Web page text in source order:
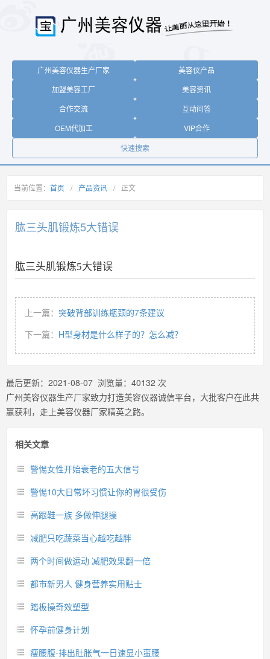
广州美容仪器生产厂家
美容仪产品
加盟美容工厂
美容资讯
合作交流
互动问答
OEM代加工
VIP合作
快速搜索
当前位置： 首页 / 产品资讯 / 正文
肱三头肌锻炼5大错误
肱三头肌锻炼5大错误
上一篇： 突破背部训练瓶颈的7条建议
下一篇： H型身材是什么样子的？怎么减？
最后更新： 2021-08-07 浏览量： 40132 次
广州美容仪器生产厂家致力打造美容仪器诚信平台，大批客户在此共
赢获利，走上美容仪器厂家精英之路。
相关文章
警惕女性开始衰老的五大信号
警惕10大日常坏习惯让你的胃很受伤
高跟鞋一族 多做伸腿操
减肥只吃蔬菜当心越吃越胖
两个时间做运动 减肥效果翻一倍
都市新男人 健身营养实用贴士
踏板操奇效塑型
怀孕前健身计划
瘦腰腹-排出肚胀气一日速显小蛮腰